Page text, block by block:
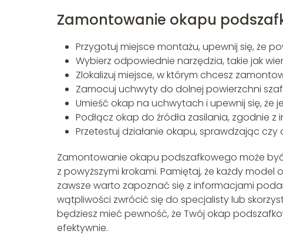
Zamontowanie okapu
Przygotuj miejsce montażu, upewnij się, że
Wybierz odpowiednie narzędzia, takie jak
Zlokalizuj miejsce, w którym chcesz
Zamocuj uchwyty do dolnej powierzchni
Umieść okap na uchwytach i upewnij się, że
Podłącz okap do źródła zasilania, zgodnie
Przetestuj działanie okapu, sprawdzając czy
Zamontowanie okapu podszafkowego może
z powyższymi krokami. Pamiętaj, że każdy
zawsze warto zapoznać się z informacjami
wątpliwości zwrócić się do specjalisty lub
będziesz mieć pewność, że Twój okap
efektywnie.